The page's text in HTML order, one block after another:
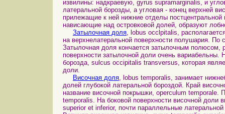
извилины: надкраевую, gyrus supramarginalis, и
латеральной борозды, а угловая - конец верхней
прилежащие к ней нижние отделы
нависающие над островковой долей, образуют
Затылочная доля, lobus occlpitalis,
на верхнелатеральной поверхности полушария.
Затылочная доля кончается затылочным полюсом,
поверхности затылочной доли очень
борозда, sulcus occipitalis transversus, которая
доли.
Височная доля, lobus temporalis, занимает
долей глубокой латеральной бороздой. Край
название височной покрышки, operculum temporale.
temporalis. На боковой поверхности височной
superior et inferior, почти параллельные